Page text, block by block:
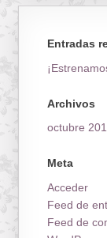
Entradas
Archivos
octubre
Meta
Acceder
Feed de
Feed de